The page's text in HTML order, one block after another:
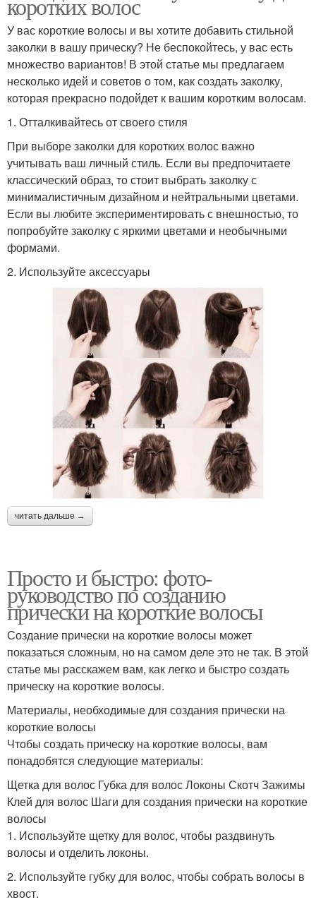
У вас короткие волосы и вы хотите добавить стильной
заколки в вашу прическу? Не беспокойтесь, у вас есть
множество вариантов! В этой статье мы предлагаем
несколько идей и советов о том, как создать заколку,
которая прекрасно подойдет к вашим коротким волосам.
1. Отталкивайтесь от своего стиля
При выборе заколки для коротких волос важно
учитывать ваш личный стиль. Если вы предпочитаете
классический образ, то стоит выбрать заколку с
минималистичным дизайном и нейтральными цветами.
Если вы любите экспериментировать с внешностью, то
попробуйте заколку с яркими цветами и необычными
формами.
2. Используйте аксессуары
читать дальше →
Просто и быстро: фото-
руководство по созданию
прически на короткие волосы
Создание прически на короткие волосы может
показаться сложным, но на самом деле это не так. В этой
статье мы расскажем вам, как легко и быстро создать
прическу на короткие волосы.
Материалы, необходимые для создания прически на
короткие волосы
Чтобы создать прическу на короткие волосы, вам
понадобятся следующие материалы:
Щетка для волос Губка для волос Локоны Скотч Зажимы
Клей для волос Шаги для создания прически на короткие
волосы
1. Используйте щетку для волос, чтобы раздвинуть
волосы и отделить локоны.
2. Используйте губку для волос, чтобы собрать волосы в
хвост.